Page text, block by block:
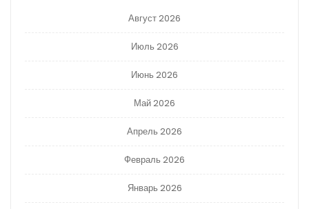
Август 2026
Июль 2026
Июнь 2026
Май 2026
Апрель 2026
Февраль 2026
Январь 2026